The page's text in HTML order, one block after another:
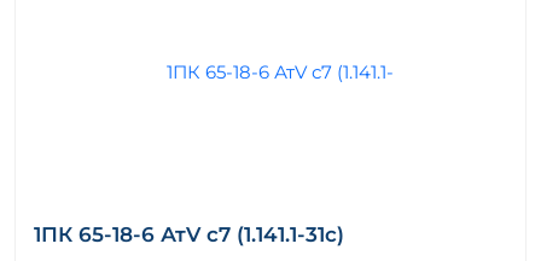
1ПК 65-18-6 АтV с7 (1.141.1-31с)